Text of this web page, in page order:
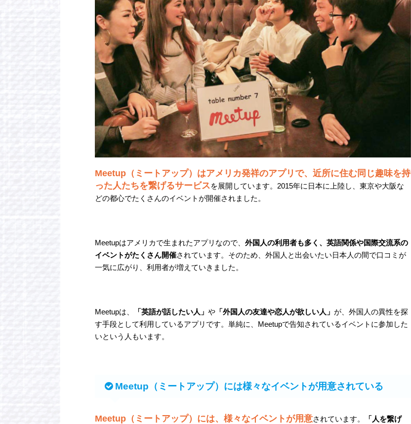
Meetup（ミートアップ）はアメリカ発祥のアプリで、近所に住む同じ趣味を持
った人たちを繋げるサービスを展開しています。2015年に日本に上陸し、東京や大阪な
どの都心でたくさんのイベントが開催されました。
Meetupはアメリカで生まれたアプリなので、 外国人の利用者も多く、英語関係や国際交流系の
イベントがたくさん開催されています。そのため、外国人と出会いたい日本人の間で口コミが
一気に広がり、利用者が増えていきました。
Meetupは、 「英語が話したい人」 や 「外国人の友達や恋人が欲しい人」 が、外国人の異性を探
す手段として利用しているアプリです。単純に、Meetupで告知されているイベントに参加した
いという人もいます。
Meetup（ミートアップ）には様々なイベントが用意されている
Meetup（ミートアップ）には、様々なイベントが用意されています。
「人を繋げ